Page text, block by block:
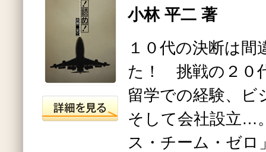
小林 平二 著
１０代の決断は
た！ 挑戦の２０
留学での経験、ビ
そして会社設立…
ス・チーム・ゼロ